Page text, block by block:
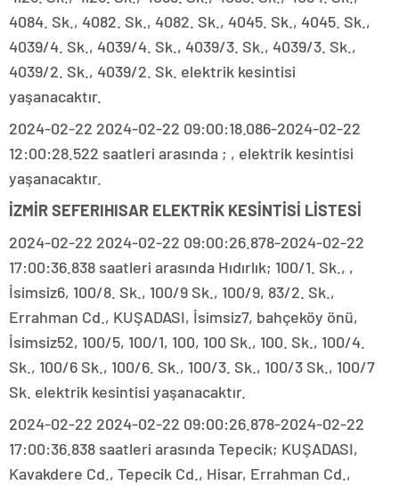
4084. Sk., 4082. Sk., 4082. Sk., 4045. Sk., 4045. Sk.,
4039/4. Sk., 4039/4. Sk., 4039/3. Sk., 4039/3. Sk.,
4039/2. Sk., 4039/2. Sk. elektrik kesintisi
yaşanacaktır.
2024-02-22 2024-02-22 09:00:18.086-2024-02-22
12:00:28.522 saatleri arasında ; , elektrik kesintisi
yaşanacaktır.
İZMİR SEFERIHISAR ELEKTRİK KESİNTİSİ LİSTESİ
2024-02-22 2024-02-22 09:00:26.878-2024-02-22
17:00:36.838 saatleri arasında Hıdırlık; 100/1. Sk., ,
İsimsiz6, 100/8. Sk., 100/9 Sk., 100/9, 83/2. Sk.,
Errahman Cd., KUŞADASI, İsimsiz7, bahçeköy önü,
İsimsiz52, 100/5, 100/1, 100, 100 Sk., 100. Sk., 100/4.
Sk., 100/6 Sk., 100/6. Sk., 100/3. Sk., 100/3 Sk., 100/7
Sk. elektrik kesintisi yaşanacaktır.
2024-02-22 2024-02-22 09:00:26.878-2024-02-22
17:00:36.838 saatleri arasında Tepecik; KUŞADASI,
Kavakdere Cd., Tepecik Cd., Hisar, Errahman Cd.,